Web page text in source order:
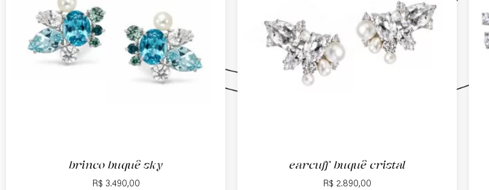
brinco buquê sky
R$ 3.490,00
earcuff buquê cristal
R$ 2.890,00